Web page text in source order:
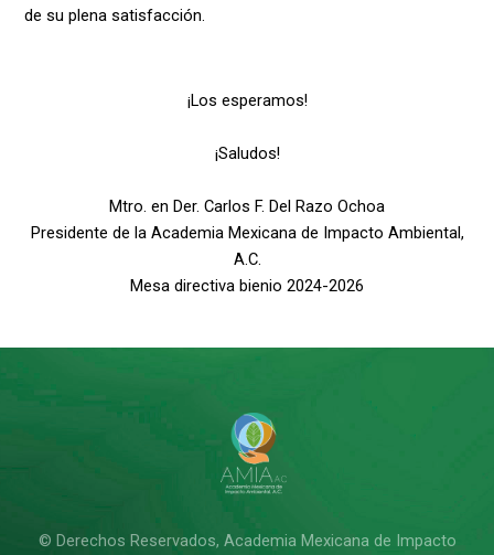
de su plena satisfacción.
¡Los esperamos!
¡Saludos!
Mtro. en Der. Carlos F. Del Razo Ochoa
Presidente de la Academia Mexicana de Impacto Ambiental,
A.C.
Mesa directiva bienio 2024-2026
© Derechos Reservados, Academia Mexicana de Impacto